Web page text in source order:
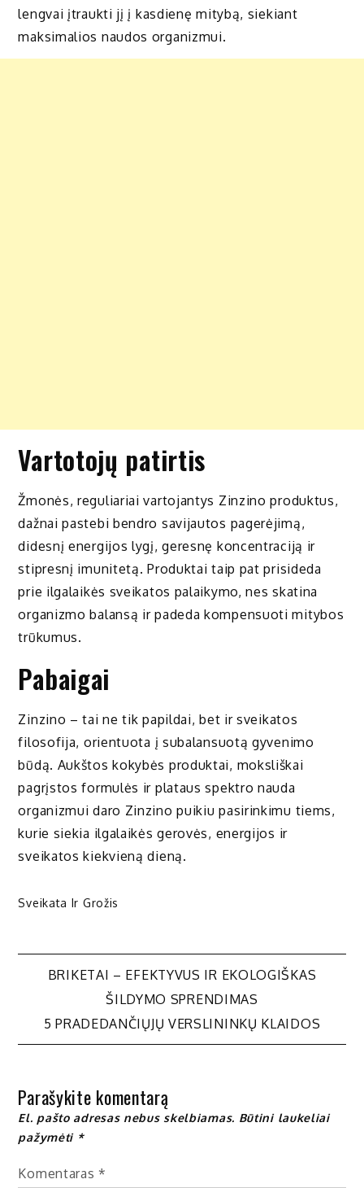
lengvai įtraukti jį į kasdienę mitybą, siekiant
maksimalios naudos organizmui.
Vartotojų patirtis
Žmonės, reguliariai vartojantys Zinzino produktus,
dažnai pastebi bendro savijautos pagerėjimą,
didesnį energijos lygį, geresnę koncentraciją ir
stipresnį imunitetą. Produktai taip pat prisideda
prie ilgalaikės sveikatos palaikymo, nes skatina
organizmo balansą ir padeda kompensuoti mitybos
trūkumus.
Pabaigai
Zinzino – tai ne tik papildai, bet ir sveikatos
filosofija, orientuota į subalansuotą gyvenimo
būdą. Aukštos kokybės produktai, moksliškai
pagrįstos formulės ir plataus spektro nauda
organizmui daro Zinzino puikiu pasirinkimu tiems,
kurie siekia ilgalaikės gerovės, energijos ir
sveikatos kiekvieną dieną.
Sveikata Ir Grožis
Navigacija
tarp
BRIKETAI – EFEKTYVUS IR EKOLOGIŠKAS
ŠILDYMO SPRENDIMAS
5 PRADEDANČIŲJŲ VERSLININKŲ KLAIDOS
Parašykite komentarą
El. pašto adresas nebus skelbiamas. Būtini laukeliai
pažymėti *
Komentaras *